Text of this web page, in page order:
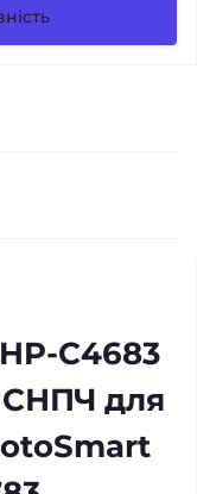
С4683
СНПЧ для